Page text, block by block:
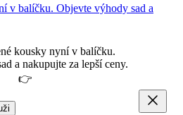
v balíčku. Objevte výhody sad a
kousky nyní v balíčku.
a nakupujte za lepší ceny.
👉